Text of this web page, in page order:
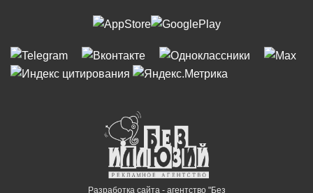
Разработка сайта - агентство "Без